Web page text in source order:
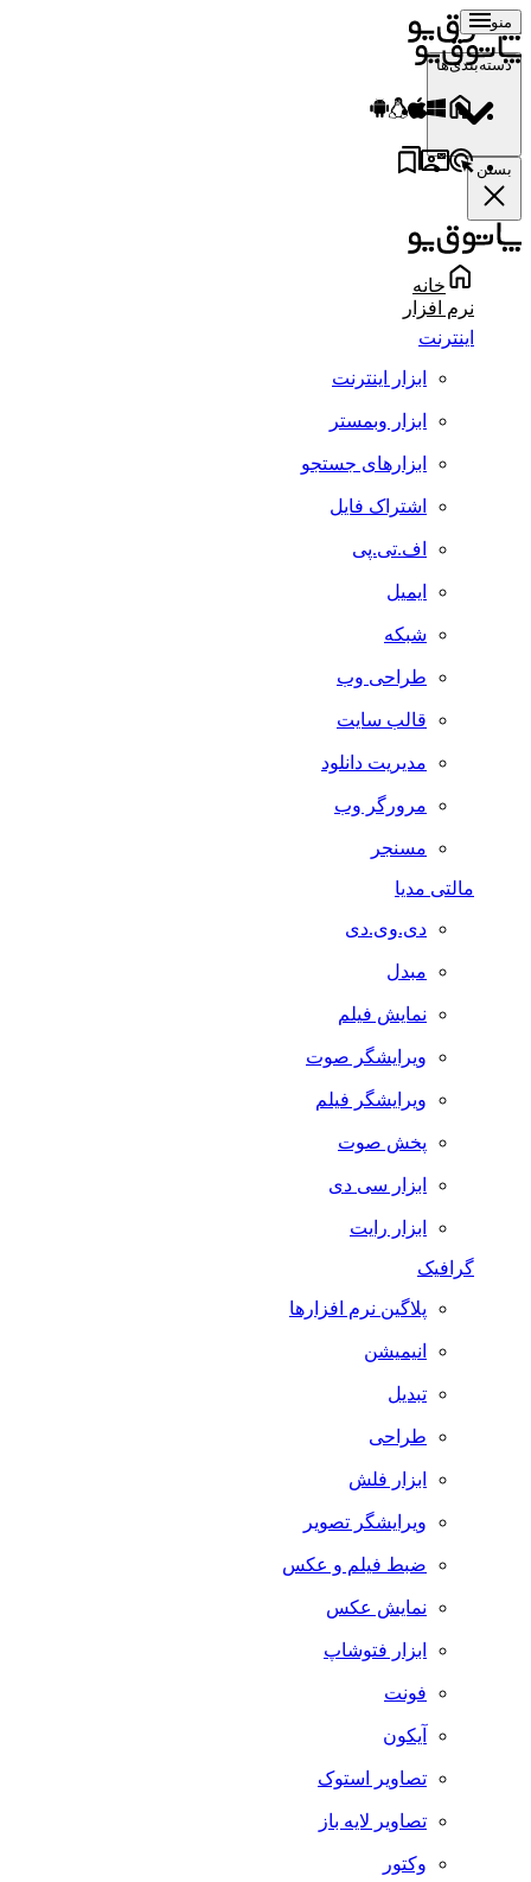
منو
دسته‌بندی‌ها
بستن
خانه
نرم افزار
اینترنت
ابزار اینترنت
ابزار وبمستر
ابزارهای جستجو
اشتراک فایل
اف.تی.پی
ایمیل
شبکه
طراحی وب
قالب سایت
مدیریت دانلود
مرورگر وب
مسنجر
مالتی مدیا
دی.وی.دی
مبدل
نمایش فیلم
ویرایشگر صوت
ویرایشگر فیلم
پخش صوت
ابزار سی دی
ابزار رایت
گرافیک
پلاگین نرم افزارها
انیمیشن
تبدیل
طراحی
ابزار فلش
ویرایشگر تصویر
ضبط فيلم و عكس
نمایش عکس
ابزار فتوشاپ
فونت
آیکون
تصاویر استوک
تصاویر لایه باز
وکتور